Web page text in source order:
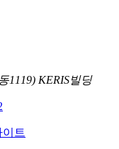
1119) KERIS빌딩